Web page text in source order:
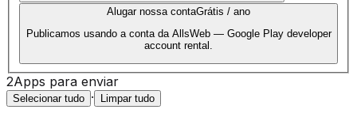
Alugar nossa contaGrátis / ano
Publicamos usando a conta da AllsWeb — Google Play developer
account rental.
2Apps para enviar
Selecionar tudo · Limpar tudo